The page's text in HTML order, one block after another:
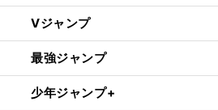
Vジャンプ
最強ジャンプ
少年ジャンプ+